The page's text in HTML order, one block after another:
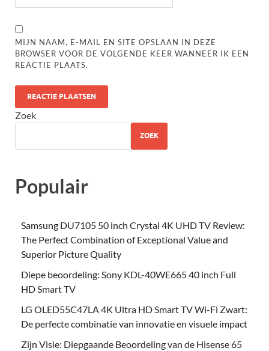
MIJN NAAM, E-MAIL EN SITE OPSLAAN IN DEZE
BROWSER VOOR DE VOLGENDE KEER WANNEER IK EEN
REACTIE PLAATS.
Zoek
ZOEK
Populair
Samsung DU7105 50 inch Crystal 4K UHD TV Review:
The Perfect Combination of Exceptional Value and
Superior Picture Quality
Diepe beoordeling: Sony KDL-40WE665 40 inch Full
HD Smart TV
LG OLED55C47LA 4K Ultra HD Smart TV Wi-Fi Zwart:
De perfecte combinatie van innovatie en visuele impact
Zijn Visie: Diepgaande Beoordeling van de Hisense 65